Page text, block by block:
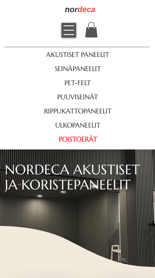
nordeca
AKUSTISET PANEELIT
SEINÄPANEELIT
PET-FELT
PUUVISEINÄT
RIPPUKATTOPANEELIT
ULKOPANEELIT
POISTOERÄT
NORDECA AKUSTISET
JA KORISTEPANEELIT